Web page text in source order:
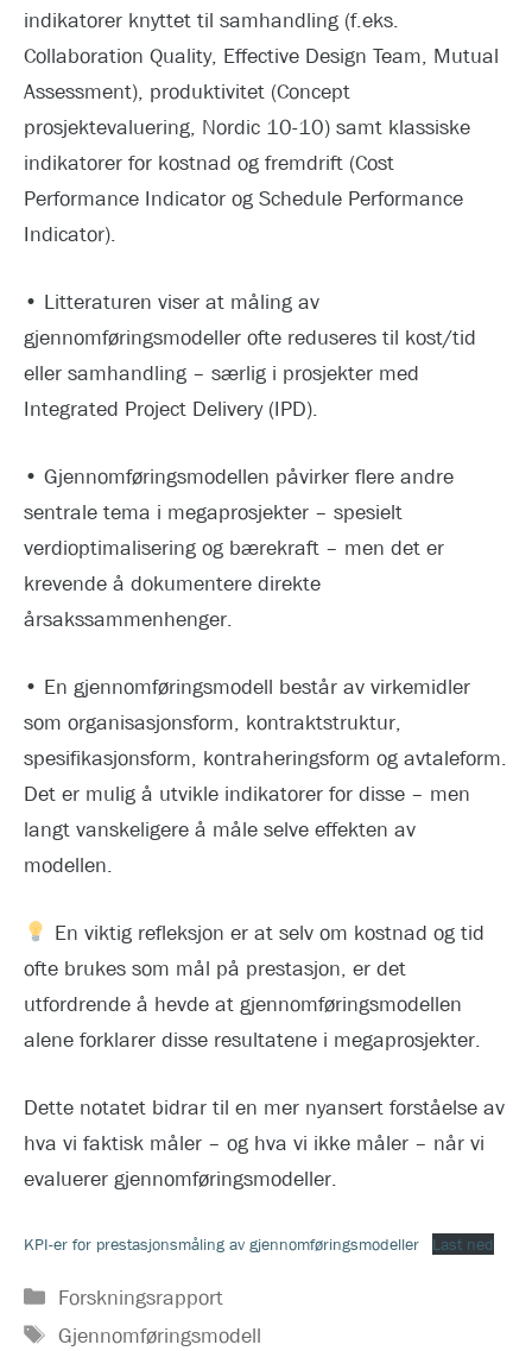
indikatorer knyttet til samhandling (f.eks.
Collaboration Quality, Effective Design Team, Mutual
Assessment), produktivitet (Concept
prosjektevaluering, Nordic 10-10) samt klassiske
indikatorer for kostnad og fremdrift (Cost
Performance Indicator og Schedule Performance
Indicator).
• Litteraturen viser at måling av
gjennomføringsmodeller ofte reduseres til kost/tid
eller samhandling – særlig i prosjekter med
Integrated Project Delivery (IPD).
• Gjennomføringsmodellen påvirker flere andre
sentrale tema i megaprosjekter – spesielt
verdioptimalisering og bærekraft – men det er
krevende å dokumentere direkte
årsakssammenhenger.
• En gjennomføringsmodell består av virkemidler
som organisasjonsform, kontraktstruktur,
spesifikasjonsform, kontraheringsform og avtaleform.
Det er mulig å utvikle indikatorer for disse – men
langt vanskeligere å måle selve effekten av
modellen.
En viktig refleksjon er at selv om kostnad og tid
ofte brukes som mål på prestasjon, er det
utfordrende å hevde at gjennomføringsmodellen
alene forklarer disse resultatene i megaprosjekter.
Dette notatet bidrar til en mer nyansert forståelse av
hva vi faktisk måler – og hva vi ikke måler – når vi
evaluerer gjennomføringsmodeller.
KPI-er for prestasjonsmåling av gjennomføringsmodeller Last ned
Kategorier
Forskningsrapport
Stikkord
Gjennomføringsmodell